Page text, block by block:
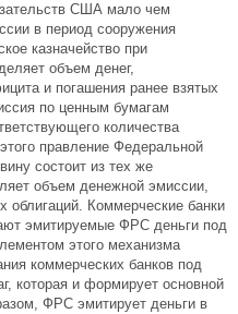
США мало чем
в период сооружения
казначейство при
объем денег,
и погашения ранее взятых
по ценным бумагам
количества
правление Федеральной
состоит из тех же
объем денежной эмиссии,
облигаций. Коммерческие банки
эмитируемые ФРС деньги под
этого механизма
коммерческих банков под
которая и формирует основной
ФРС эмитирует деньги в